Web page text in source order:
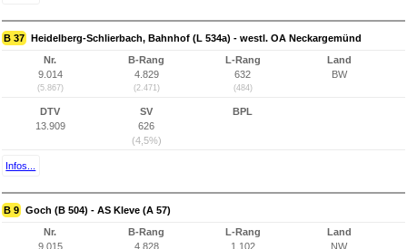
B 37 Heidelberg-Schlierbach, Bahnhof (L 534a) - westl. OA Neckargemünd
Nr.
9.014
(5.867)
B-Rang
4.829
(2.471)
L-Rang
632
(484)
Land
BW
DTV
13.909
SV
626
(4,5%)
BPL
Infos...
B 9 Goch (B 504) - AS Kleve (A 57)
Nr.
9.015
B-Rang
4.828
L-Rang
1.102
Land
NW